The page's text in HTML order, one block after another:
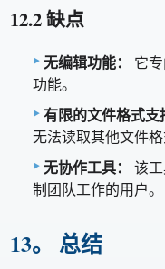
12.2 缺点
无编辑功能：
它
功能。
有限的文件格式支
无法读取其他文件格
无协作工具：
该
制团队工作的用户。
13。 总结